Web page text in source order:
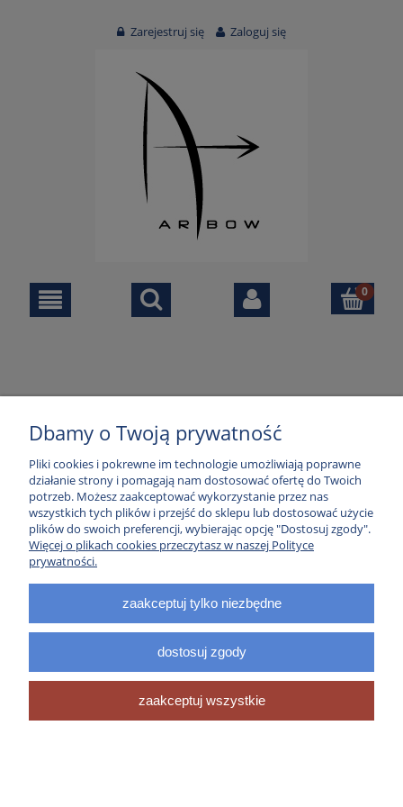
Zarejestruj się Zaloguj się
Lotki 3" parabolic barred do
produkcji strzał
Nie znaleziono produktów spełniających podane kryteria.
Sklep
pokaż pełną wersję strony
Sklep internetowy Shoper.pl
Dbamy o Twoją prywatność
Pliki cookies i pokrewne im technologie umożliwiają poprawne
działanie strony i pomagają nam dostosować ofertę do Twoich
potrzeb. Możesz zaakceptować wykorzystanie przez nas
wszystkich tych plików i przejść do sklepu lub dostosować użycie
plików do swoich preferencji, wybierając opcję "Dostosuj zgody".
Więcej o plikach cookies przeczytasz w naszej Polityce
prywatności.
zaakceptuj tylko niezbędne
dostosuj zgody
zaakceptuj wszystkie